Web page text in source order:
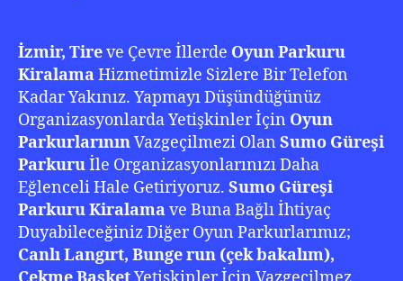
İzmir, Tireve Çevre İllerde Oyun Parkuru
KiralamaHizmetimizle Sizlere Bir Telefon
Kadar Yakınız. Yapmayı Düşündüğünüz
Organizasyonlarda Yetişkinler İçin Oyun
ParkurlarınınVazgeçilmezi Olan Sumo Güreşi
Parkuruİle Organizasyonlarınızı Daha
Eğlenceli Hale Getiriyoruz. Sumo Güreşi
Parkuru Kiralamave Buna Bağlı İhtiyaç
Duyabileceğiniz Diğer Oyun Parkurlarımız;
Canlı Langırt, Bunge run (çek bakalım),